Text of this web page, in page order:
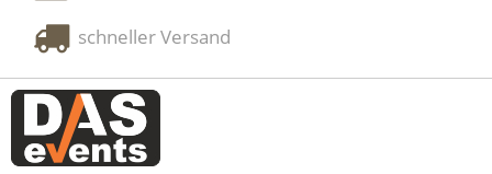
schneller Versand